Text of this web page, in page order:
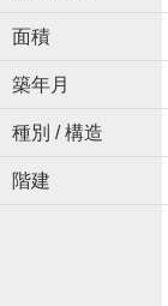
面積
築年月
種別 / 構造
階建